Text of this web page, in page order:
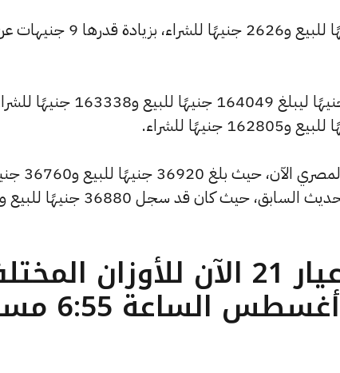
كما ارتفع سعر عيار 12 ليسجل 2637 جنيهًا للبيع و2626 جنيهًا للشراء، بزيادة
كما شهد سعر الاونصة ارتفاعًا بقيمة 533 جنيهًا ليبلغ 164049 جنيهًا للبيع
وشهد سعر الجنيه الذهب ارتفاعًا بالسوق
للشراء، مرتفعًا بمقدار 120 جنيهات عن التحديث السابق، حيث كان قد سجل 36880 جنيهًا للبيع و
ما هو سعر الذهب عيار 21 الآن للأوزان
( تحديث الأربعاء 27